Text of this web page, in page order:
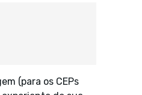
(para os CEPs